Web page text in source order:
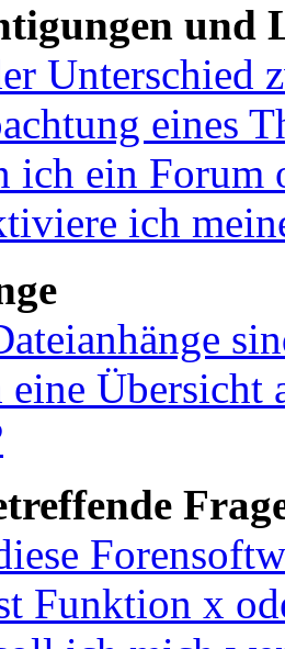
und
Unterschied
eines
ich ein Forum
ich
Übersicht
Funktion x